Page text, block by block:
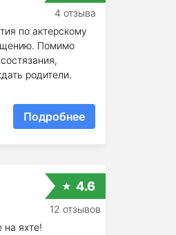
по актерскому
Помимо
родители.
Подробнее
4 отзыва
на яхте!
4.6
12 отзывов